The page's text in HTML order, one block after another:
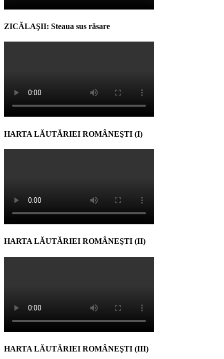
ZICĂLAŞII: Steaua sus răsare
HARTA LĂUTĂRIEI ROMÂNEŞTI (I)
HARTA LĂUTĂRIEI ROMÂNEŞTI (II)
HARTA LĂUTĂRIEI ROMÂNEŞTI (III)